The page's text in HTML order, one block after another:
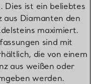
Dies ist ein beliebtes
aus Diamanten den
maximiert.
sind mit
die von einem
aus weißen oder
werden.